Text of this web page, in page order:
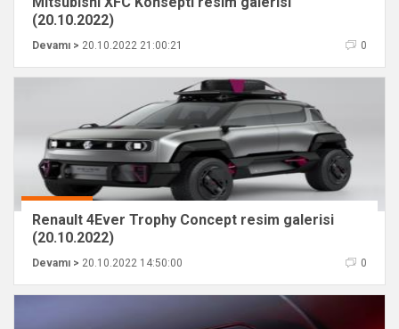
(20.10.2022)
Devamı > 20.10.2022 21:00:21 0
Renault 4Ever Trophy Concept resim galerisi
(20.10.2022)
Devamı > 20.10.2022 14:50:00 0